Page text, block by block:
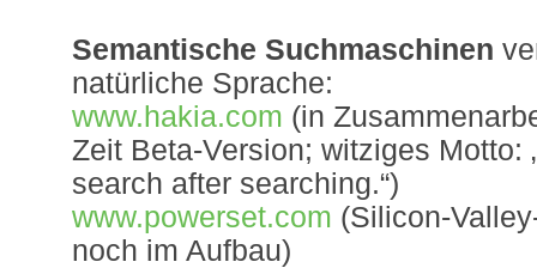
Semantische Suchmaschinen
natürliche Sprache:
www.hakia.com (in
Zeit Beta-Version; witziges Motto:
search after searching.“)
www.powerset.com (Silicon-
noch im Aufbau)